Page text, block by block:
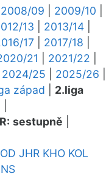
2008/09 2009/10
13 2013/14
17 2017/18
21 2021/22
2024/25 2025/26
západ
2.liga
sestupně
JHR KHO KOL